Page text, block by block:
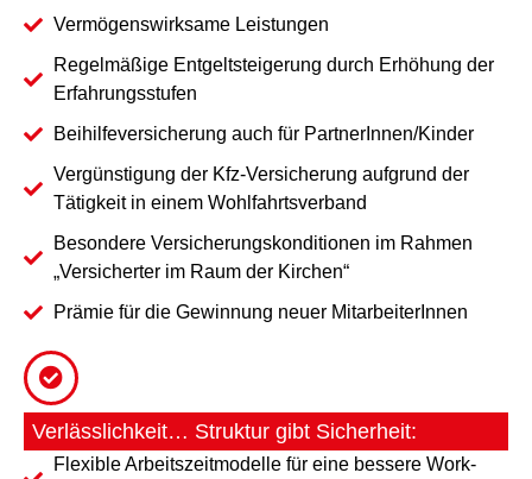
Vermögenswirksame Leistungen
Regelmäßige Entgeltsteigerung durch Erhöhung der
Erfahrungsstufen
Beihilfeversicherung auch für PartnerInnen/Kinder
Vergünstigung der Kfz-Versicherung aufgrund der
Tätigkeit in einem Wohlfahrtsverband
Besondere Versicherungskonditionen im Rahmen
„Versicherter im Raum der Kirchen“
Prämie für die Gewinnung neuer MitarbeiterInnen
Verlässlichkeit… Struktur gibt Sicherheit:
Flexible Arbeitszeitmodelle für eine bessere Work-